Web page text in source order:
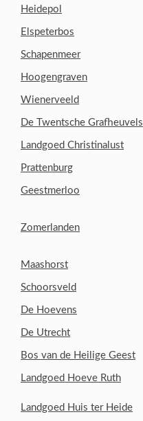
Heidepol
Elspeterbos
Schapenmeer
Hoogengraven
Wienerveeld
De Twentsche Grafheuvels
Landgoed Christinalust
Prattenburg
Geestmerloo
Zomerlanden
Maashorst
Schoorsveld
De Hoevens
De Utrecht
Bos van de Heilige Geest
Landgoed Hoeve Ruth
Landgoed Huis ter Heide